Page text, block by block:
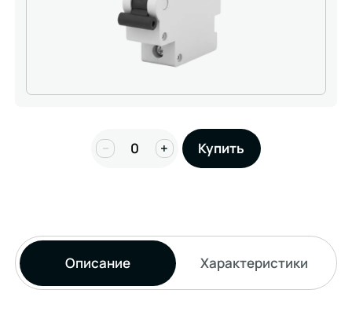
− + Купить
Описание Характеристики